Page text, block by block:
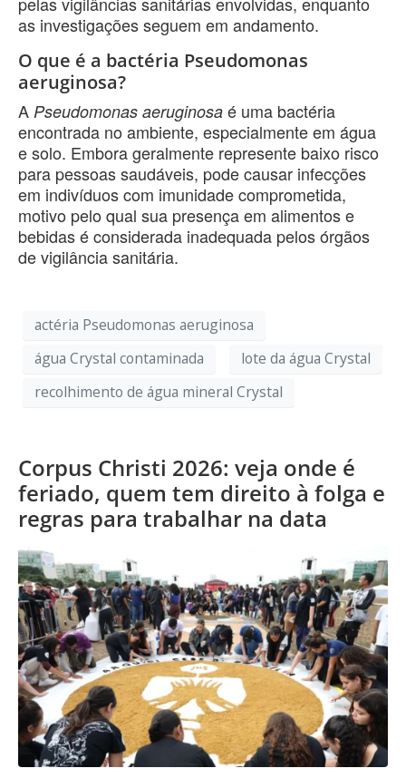
as investigações seguem em andamento.
O que é a bactéria Pseudomonas
aeruginosa?
A Pseudomonas aeruginosa é uma bactéria
encontrada no ambiente, especialmente em água
e solo. Embora geralmente represente baixo risco
para pessoas saudáveis, pode causar infecções
em indivíduos com imunidade comprometida,
motivo pelo qual sua presença em alimentos e
bebidas é considerada inadequada pelos órgãos
de vigilância sanitária.
actéria Pseudomonas aeruginosa
água Crystal contaminada
lote da água Crystal
recolhimento de água mineral Crystal
Corpus Christi 2026: veja onde é
feriado, quem tem direito à folga e
regras para trabalhar na data